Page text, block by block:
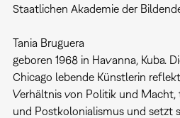
Staatlichen Akademie der
Tania Bruguera
geboren 1968 in Havanna, Kuba.
Chicago lebende Künstlerin
Verhältnis von Politik und
und Postkolonialismus und setzt